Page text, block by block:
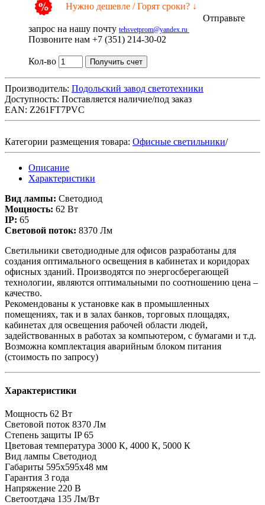
Нужно дешевле / Горят сроки? ↓
Отправьте
запрос на нашу почту tehsvetprom@yandex.ru
Позвоните нам +7 (351) 214-30-02
Кол-во Получить счет
Производитель: Подольский завод светотехники
Доступность: Поставляется наличие/под заказ
EAN: Z261FT7PVC
Категории размещения товара: Офисные светильники/
Описание
Характеристики
Вид лампы: Светодиод
Мощность: 62 Вт
IP: 65
Световой поток: 8370 Лм
Светильники светодиодные для офисов разработаны для
создания оптимального освещения в кабинетах и коридорах
офисных зданий. Производятся по энергосберегающей
технологии, являются оптимальными по соотношению цена –
качество.
Рекомендованы к установке как в промышленных
помещениях, так и в залах банков, торговых площадях,
кабинетах для освещения рабочей области людей,
задействованных в работах за компьютером, с бумагами и т.д.
Возможна комплектация аварийным блоком питания
(стоимость по запросу)
Характеристики
Мощность 62 Вт
Световой поток 8370 Лм
Степень защиты IP 65
Цветовая температура 3000 К, 4000 К, 5000 К
Вид лампы Светодиод
Габариты 595х595х48 мм
Гарантия 3 года
Напряжение 220 В
Светоотдача 135 Лм/Вт